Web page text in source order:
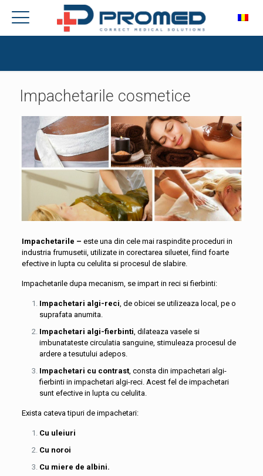
Impachetarile cosmetice
Impachetarile – este una din cele mai raspindite proceduri in
industria frumusetii, utilizate in corectarea siluetei, fiind foarte
efective in lupta cu celulita si procesul de slabire.
Impachetarile dupa mecanism, se impart in reci si fierbinti:
Impachetari algi-reci, de obicei se utilizeaza local, pe o
suprafata anumita.
Impachetari algi-fierbinti, dilateaza vasele si
imbunatateste circulatia sanguine, stimuleaza procesul de
ardere a tesutului adepos.
Impachetari cu contrast, consta din impachetari algi-
fierbinti in impachetari algi-reci. Acest fel de impachetari
sunt efective in lupta cu celulita.
Exista cateva tipuri de impachetari:
Cu uleiuri
Cu noroi
Cu miere de albini.